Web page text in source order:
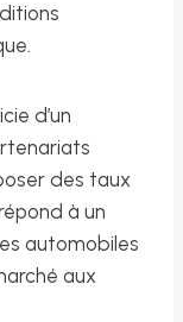
d’un
des taux
à un
automobiles
aux